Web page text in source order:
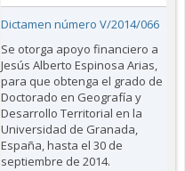
Dictamen número V/2014/066
Se otorga apoyo financiero a
Jesús Alberto Espinosa Arias,
para que obtenga el grado de
Doctorado en Geografía y
Desarrollo Territorial en la
Universidad de Granada,
España, hasta el 30 de
septiembre de 2014.